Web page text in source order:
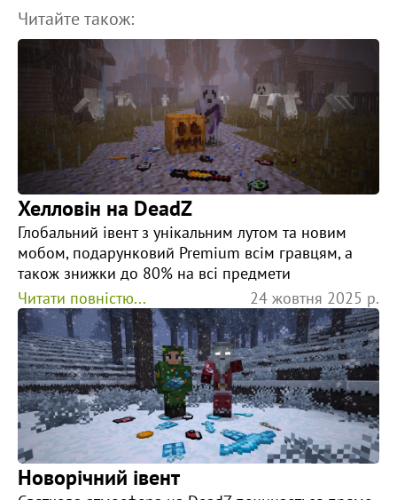
Читайте також:
Хелловін на DeadZ
Глобальний івент з унікальним лутом та новим
мобом, подарунковий Premium всім гравцям, а
також знижки до 80% на всі предмети
Читати повністю...
24 жовтня 2025 р.
Новорічний івент